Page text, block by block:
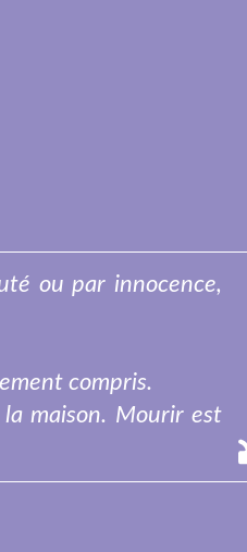
ou par innocence,
compris.
maison. Mourir est